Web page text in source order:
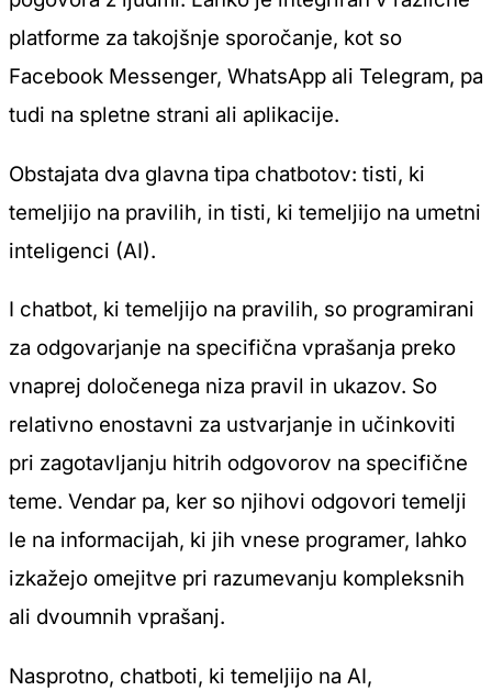
platforme za takojšnje sporočanje, kot so
Facebook Messenger, WhatsApp ali Telegram, pa
tudi na spletne strani ali aplikacije.
Obstajata dva glavna tipa chatbotov: tisti, ki
temeljijo na pravilih, in tisti, ki temeljijo na umetni
inteligenci (AI).
I chatbot, ki temeljijo na pravilih, so programirani
za odgovarjanje na specifična vprašanja preko
vnaprej določenega niza pravil in ukazov. So
relativno enostavni za ustvarjanje in učinkoviti
pri zagotavljanju hitrih odgovorov na specifične
teme. Vendar pa, ker so njihovi odgovori temelji
le na informacijah, ki jih vnese programer, lahko
izkažejo omejitve pri razumevanju kompleksnih
ali dvoumnih vprašanj.
Nasprotno, chatboti, ki temeljijo na AI,